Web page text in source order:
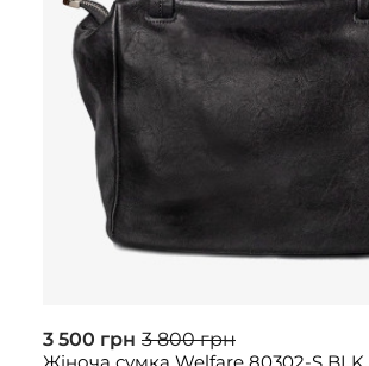
3 500 грн 3 800 грн